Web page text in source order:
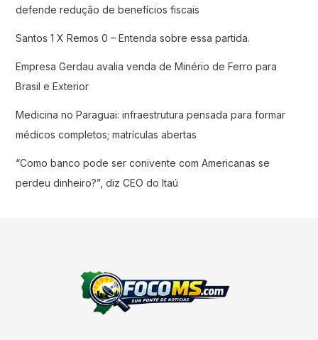
defende redução de benefícios fiscais
Santos 1 X Remos 0 – Entenda sobre essa partida.
Empresa Gerdau avalia venda de Minério de Ferro para
Brasil e Exterior
Medicina no Paraguai: infraestrutura pensada para formar
médicos completos; matrículas abertas
“Como banco pode ser conivente com Americanas se
perdeu dinheiro?”, diz CEO do Itaú